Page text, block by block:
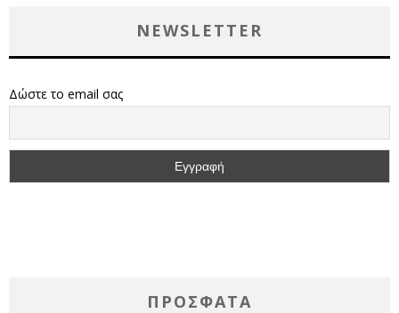
NEWSLETTER
Δώστε το email σας
ΠΡΌΣΦΑΤΑ